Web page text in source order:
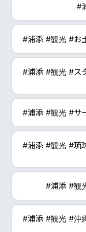
#
#浦添 #観光 #お
#浦添 #観光 #ス
#浦添 #観光 #サ
#浦添 #観光 #琉
#浦添 #観
#浦添 #観光 #沖